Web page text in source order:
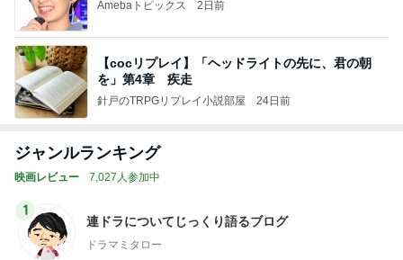
針戸のTRPGリプレイ小説部屋
ジャンルランキング
映画レビュー 7,027人参加中
ドラマミタロー
こだまもとる